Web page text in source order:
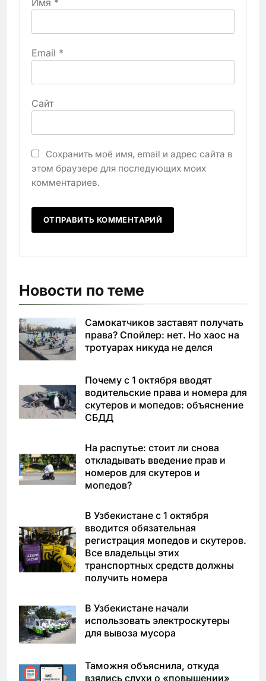
Email *
Сайт
Сохранить моё имя, email и адрес сайта в
этом браузере для последующих моих
комментариев.
Новости по теме
Самокатчиков заставят получать
права? Спойлер: нет. Но хаос на
тротуарах никуда не делся
Почему с 1 октября вводят
водительские права и номера для
скутеров и мопедов: объяснение
СБДД
На распутье: стоит ли снова
откладывать введение прав и
номеров для скутеров и
мопедов?
В Узбекистане с 1 октября
вводится обязательная
регистрация мопедов и скутеров.
Все владельцы этих
транспортных средств должны
получить номера
В Узбекистане начали
использовать электроскутеры
для вывоза мусора
Таможня объяснила, откуда
взялись слухи о «повышении»